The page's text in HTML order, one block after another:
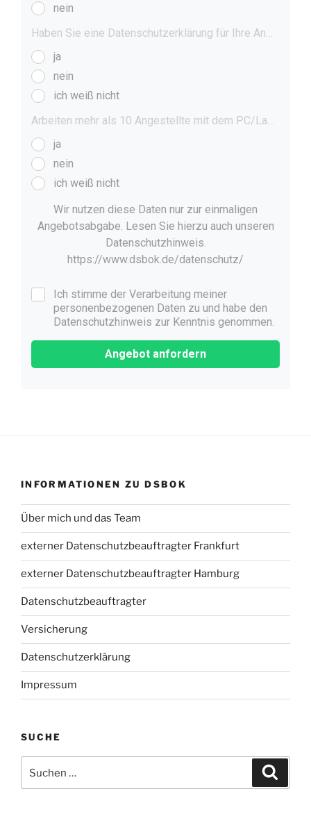
nein
ja
nein
ich weiß nicht
ja
nein
ich weiß nicht
Wir nutzen diese Daten nur zur einmaligen
Angebotsabgabe. Lesen Sie hierzu auch unseren
Datenschutzhinweis.
https://www.dsbok.de/datenschutz/
Ich stimme der Verarbeitung meiner
personenbezogenen Daten zu und habe den
Datenschutzhinweis zur Kenntnis genommen.
Angebot anfordern
INFORMATIONEN ZU DSBOK
Über mich und das Team
externer Datenschutzbeauftragter Frankfurt
externer Datenschutzbeauftragter Hamburg
Datenschutzbeauftragter
Versicherung
Datenschutzerklärung
Impressum
SUCHE
nach: